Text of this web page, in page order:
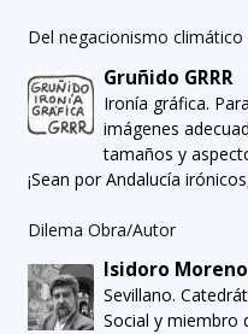
Del negacionismo
Gruñido GRRR
Ironía gráfica.
imágenes
tamaños y
¡Sean por Andalucía
Dilema Obra/Autor
Isidoro Moreno
Sevillano.
Social y miembro